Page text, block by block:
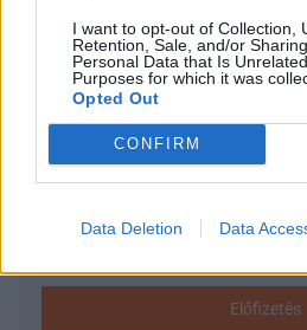
I want to opt-out of Collection,
Retention, Sale, and/or
Personal Data that Is
Purposes for which it was
Opted Out
CONFIRM
Data Deletion Data
KEDVES OLVASÓNK!
A keresett cikk a portfolio.hu
tartozik, melynek olvasása
Az előfizetés a következőket
Portfolio.hu teljes
Kötéslisták: BÉT elmúlt 2
Előfizetés